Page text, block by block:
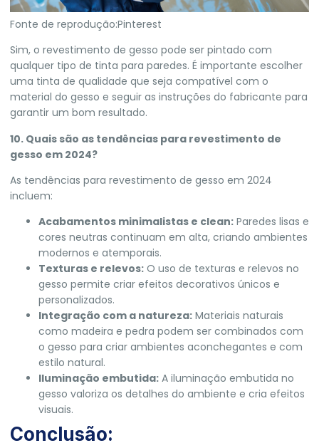
Fonte de reprodução:Pinterest
Sim, o revestimento de gesso pode ser pintado com
qualquer tipo de tinta para paredes. É importante escolher
uma tinta de qualidade que seja compatível com o
material do gesso e seguir as instruções do fabricante para
garantir um bom resultado.
10. Quais são as tendências para revestimento de
gesso em 2024?
As tendências para revestimento de gesso em 2024
incluem:
Acabamentos minimalistas e clean: Paredes lisas e
cores neutras continuam em alta, criando ambientes
modernos e atemporais.
Texturas e relevos: O uso de texturas e relevos no
gesso permite criar efeitos decorativos únicos e
personalizados.
Integração com a natureza: Materiais naturais
como madeira e pedra podem ser combinados com
o gesso para criar ambientes aconchegantes e com
estilo natural.
Iluminação embutida: A iluminação embutida no
gesso valoriza os detalhes do ambiente e cria efeitos
visuais.
Conclusão: